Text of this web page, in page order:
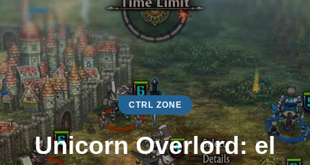
CTRL ZONE
Unicorn Overlord: el